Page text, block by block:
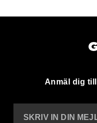
Anmäl dig
SKRIV IN DIN